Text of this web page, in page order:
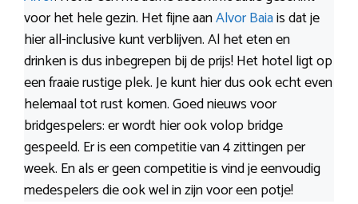
voor het hele gezin. Het fijne aanAlvor Baiais dat je
hier all-inclusive kunt verblijven. Al het eten en
drinken is dus inbegrepen bij de prijs! Het hotel ligt op
een fraaie rustige plek. Je kunt hier dus ook echt even
helemaal tot rust komen. Goed nieuws voor
bridgespelers: er wordt hier ook volop bridge
gespeeld. Er is een competitie van 4 zittingen per
week. En als er geen competitie is vind je eenvoudig
medespelers die ook wel in zijn voor een potje!